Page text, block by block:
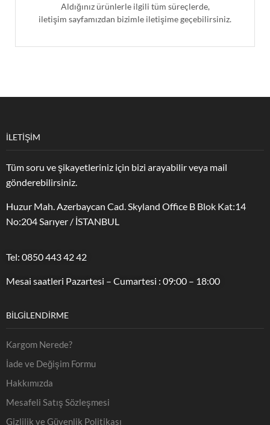
Aldığınız ürünlerle ilgili tüm süreçlerde,
iletişim sayfamızdan bizimle iletişime geçebilirsiniz.
İLETİŞİM
Tüm soru ve şikayetleriniz için bizi arayabilir veya mail
gönderebilirsiniz.
Huzur Mah. Azerbaycan Cad. Skyland Office B Blok Kat:14
No:204 Sarıyer / İSTANBUL
Tel: 0850 443 42 42
Mesai saatleri Pazartesi – Cumartesi : 09:00 – 18:00
BILGILENDIRME
Kargom Nerede?
İade ve Değişim Formu
Hakkımızda
Mesafeli Satış Sözleşmesi
Gizlilik ve Güvenlik Politikası